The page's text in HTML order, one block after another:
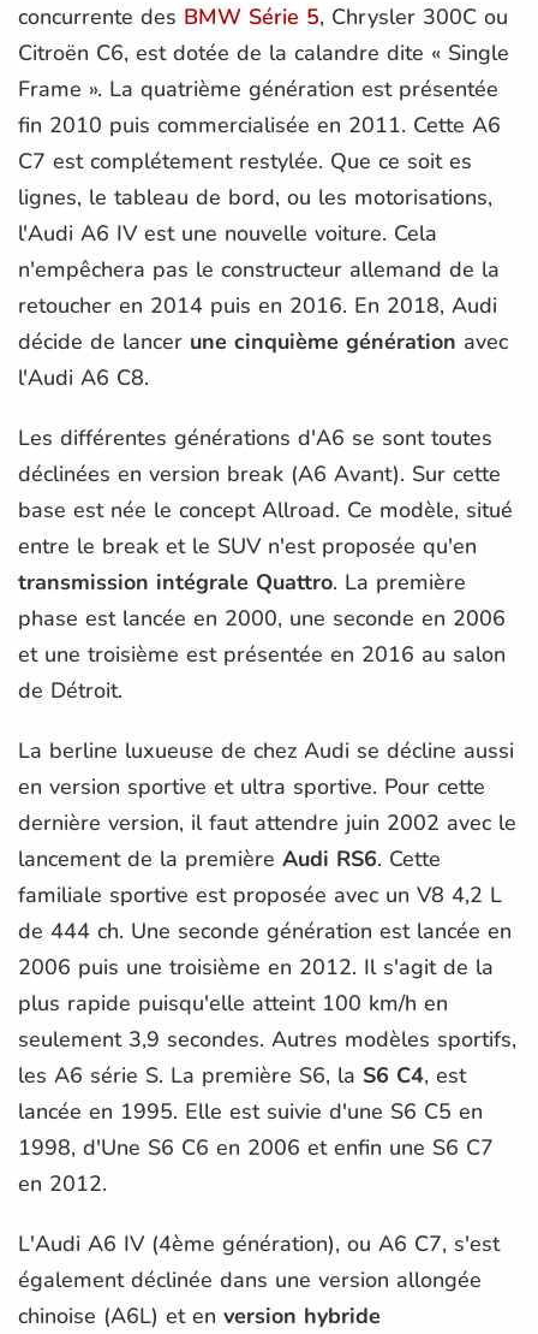
concurrente des BMW Série 5, Chrysler 300C ou
Citroën C6, est dotée de la calandre dite « Single
Frame ». La quatrième génération est présentée
fin 2010 puis commercialisée en 2011. Cette A6
C7 est complétement restylée. Que ce soit es
lignes, le tableau de bord, ou les motorisations,
l'Audi A6 IV est une nouvelle voiture. Cela
n'empêchera pas le constructeur allemand de la
retoucher en 2014 puis en 2016. En 2018, Audi
décide de lancer une cinquième génération avec
l'Audi A6 C8.
Les différentes générations d'A6 se sont toutes
déclinées en version break (A6 Avant). Sur cette
base est née le concept Allroad. Ce modèle, situé
entre le break et le SUV n'est proposée qu'en
transmission intégrale Quattro. La première
phase est lancée en 2000, une seconde en 2006
et une troisième est présentée en 2016 au salon
de Détroit.
La berline luxueuse de chez Audi se décline aussi
en version sportive et ultra sportive. Pour cette
dernière version, il faut attendre juin 2002 avec le
lancement de la première Audi RS6. Cette
familiale sportive est proposée avec un V8 4,2 L
de 444 ch. Une seconde génération est lancée en
2006 puis une troisième en 2012. Il s'agit de la
plus rapide puisqu'elle atteint 100 km/h en
seulement 3,9 secondes. Autres modèles sportifs,
les A6 série S. La première S6, la S6 C4, est
lancée en 1995. Elle est suivie d'une S6 C5 en
1998, d'Une S6 C6 en 2006 et enfin une S6 C7
en 2012.
L'Audi A6 IV (4ème génération), ou A6 C7, s'est
également déclinée dans une version allongée
chinoise (A6L) et en version hybride